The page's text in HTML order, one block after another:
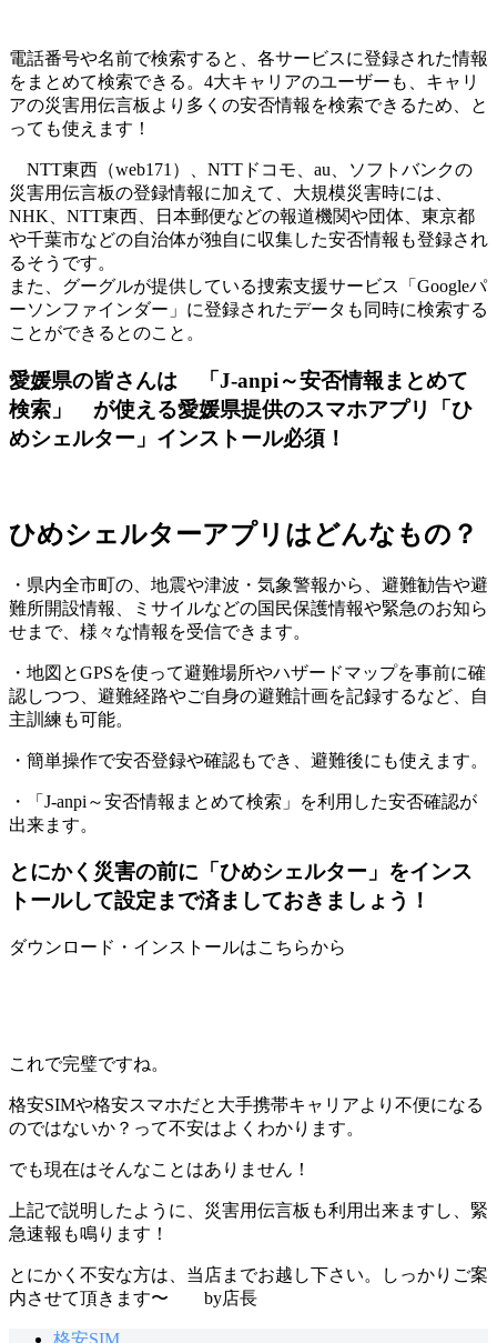
電話番号や名前で検索すると、各サービスに登録された情報
をまとめて検索できる。4大キャリアのユーザーも、キャリ
アの災害用伝言板より多くの安否情報を検索できるため、と
っても使えます！
NTT東西（web171）、NTTドコモ、au、ソフトバンクの
災害用伝言板の登録情報に加えて、大規模災害時には、
NHK、NTT東西、日本郵便などの報道機関や団体、東京都
や千葉市などの自治体が独自に収集した安否情報も登録され
るそうです。
また、グーグルが提供している捜索支援サービス「Googleパ
ーソンファインダー」に登録されたデータも同時に検索する
ことができるとのこと。
愛媛県の皆さんは 「J-anpi～安否情報まとめて
検索」 が使える愛媛県提供のスマホアプリ「ひ
めシェルター」インストール必須！
ひめシェルターアプリはどんなもの？
・県内全市町の、地震や津波・気象警報から、避難勧告や避
難所開設情報、ミサイルなどの国民保護情報や緊急のお知ら
せまで、様々な情報を受信できます。
・地図とGPSを使って避難場所やハザードマップを事前に確
認しつつ、避難経路やご自身の避難計画を記録するなど、自
主訓練も可能。
・簡単操作で安否登録や確認もでき、避難後にも使えます。
・「J-anpi～安否情報まとめて検索」を利用した安否確認が
出来ます。
とにかく災害の前に「ひめシェルター」をインス
トールして設定まで済ましておきましょう！
ダウンロード・インストールはこちらから
これで完璧ですね。
格安SIMや格安スマホだと大手携帯キャリアより不便になる
のではないか？って不安はよくわかります。
でも現在はそんなことはありません！
上記で説明したように、災害用伝言板も利用出来ますし、緊
急速報も鳴ります！
とにかく不安な方は、当店までお越し下さい。しっかりご案
内させて頂きます〜 by店長